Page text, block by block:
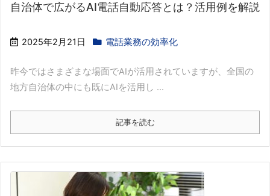
自治体で広がるAI電話自動応答とは？活用例を解説
2025年2月21日 電話業務の効率化
昨今ではさまざまな場面でAIが活用されていますが、全国の
地方自治体の中にも既にAIを活用し ...
記事を読む